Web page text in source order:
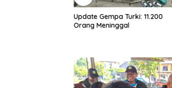
Peneliti Belanda dan Pemain
Bola Prediksikan Gempa Turki-